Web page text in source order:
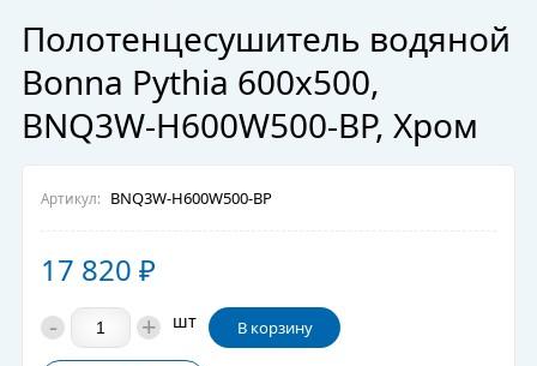
Полотенцесушитель водяной
Bonna Pythia 600x500,
BNQ3W-H600W500-BP, Хром
Артикул: BNQ3W-H600W500-BP
17 820 ₽
- + шт В корзину